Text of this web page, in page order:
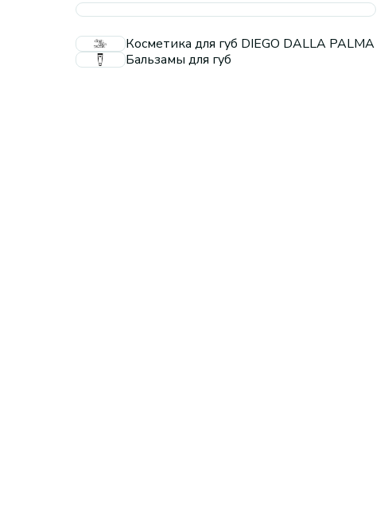
Косметика для губ DIEGO DALLA PALMA
Бальзамы для губ